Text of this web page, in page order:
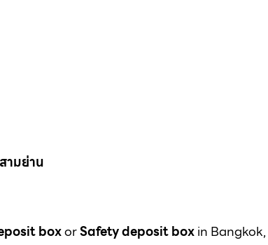
สามย่าน
boxorSafety deposit boxin